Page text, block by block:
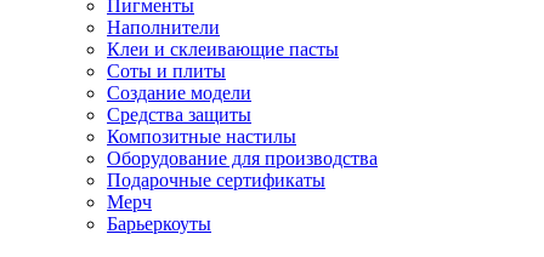
Пигменты
Наполнители
Клеи и склеивающие пасты
Соты и плиты
Создание модели
Средства защиты
Композитные настилы
Оборудование для производства
Подарочные сертификаты
Мерч
Барьеркоуты